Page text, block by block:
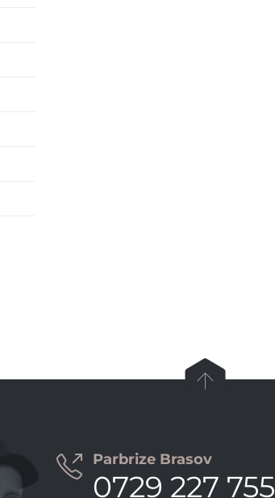

 Parbrize Brasov
0729 227 755